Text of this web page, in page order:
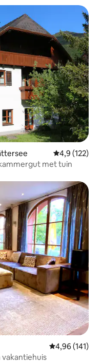
Gemiddelde
4,9 (122)
met tuin
Gemiddelde
4,96 (141)